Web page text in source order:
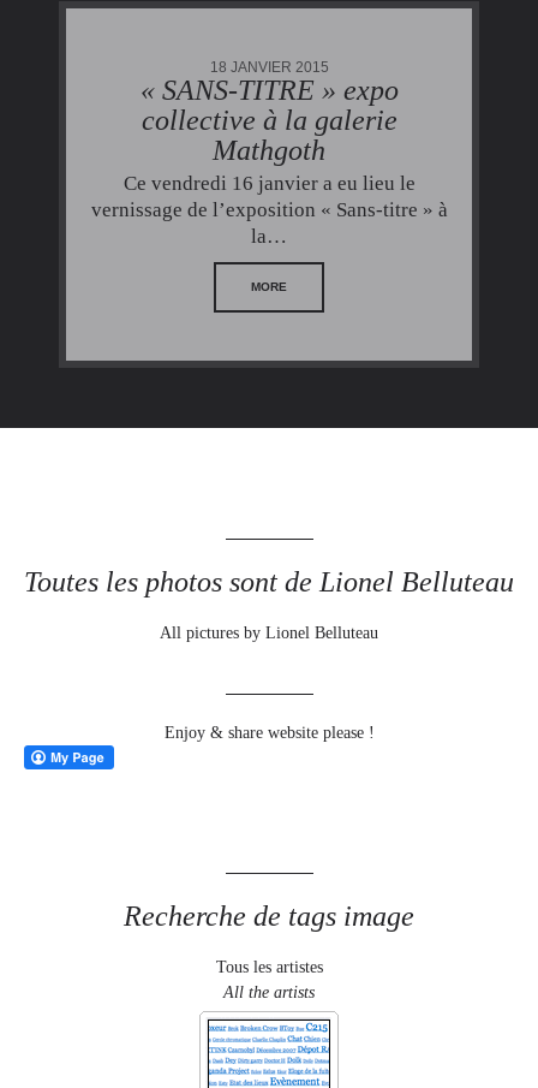
18 JANVIER 2015
« SANS-TITRE » expo
collective à la galerie
Mathgoth
Ce vendredi 16 janvier a eu lieu le
vernissage de l’exposition « Sans-titre » à
la…
MORE
Toutes les photos sont de Lionel Belluteau
All pictures by Lionel Belluteau
Enjoy & share website please !
Recherche de tags image
Tous les artistes
All the artists